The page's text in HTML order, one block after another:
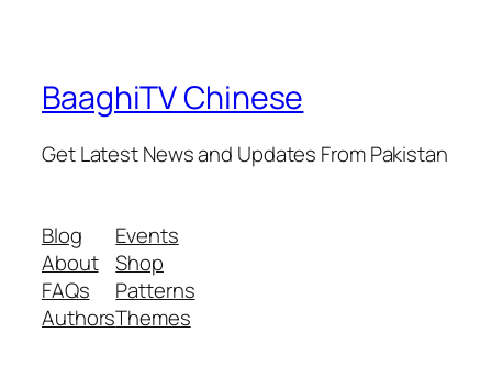
BaaghiTV Chinese
Get Latest News and Updates From Pakistan
Blog
About
FAQs
Authors
Events
Shop
Patterns
Themes